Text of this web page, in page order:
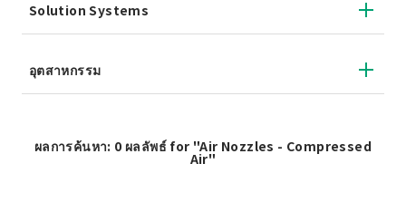
Solution Systems
อุตสาหกรรม
ผลการค้นหา: 0 ผลลัพธ์ for "Air Nozzles - Compressed
Air"